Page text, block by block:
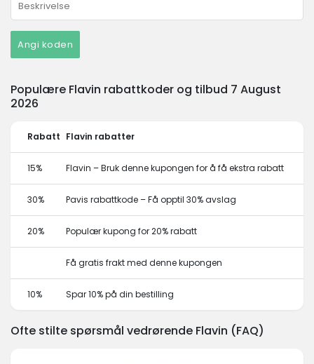
Angi koden
Populære Flavin rabattkoder og tilbud 7 August
2026
Rabatt Flavin rabatter
15% Flavin – Bruk denne kupongen for å få ekstra rabatt
30% Pavis rabattkode – Få opptil 30% avslag
20% Populær kupong for 20% rabatt
Få gratis frakt med denne kupongen
10% Spar 10% på din bestilling
Ofte stilte spørsmål vedrørende Flavin (FAQ)